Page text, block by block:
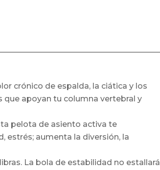
crónico de espalda, la ciática y los
apoyan tu columna vertebral y
pelota de asiento activa te
estrés; aumenta la diversión, la
La bola de estabilidad no estallará